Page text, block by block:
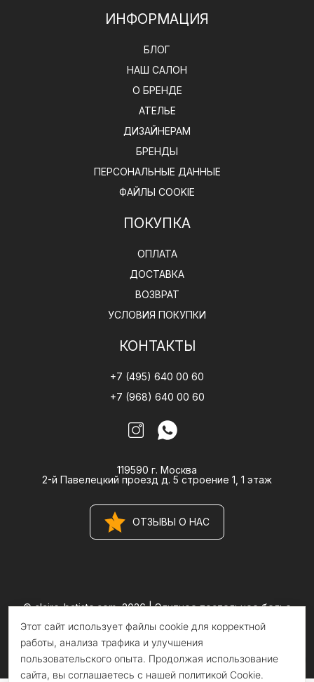
ИНФОРМАЦИЯ
БЛОГ
НАШ САЛОН
О БРЕНДЕ
АТЕЛЬЕ
ДИЗАЙНЕРАМ
БРЕНДЫ
ПЕРСОНАЛЬНЫЕ ДАННЫЕ
ФАЙЛЫ COOKIE
ПОКУПКА
ОПЛАТА
ДОСТАВКА
ВОЗВРАТ
УСЛОВИЯ ПОКУПКИ
КОНТАКТЫ
+7 (495) 640 00 60
+7 (968) 640 00 60
119590 г. Москва
2-й Павелецкий проезд д. 5 строение 1, 1 этаж
ОТЗЫВЫ О НАС
© claire-batiste.com, 2026 |Элитное постельное белье
Информация на сайте носит информационный характер и не
является публичной офертой
Этот сайт использует файлы cookie для корректной
работы, анализа трафика и улучшения
пользовательского опыта. Продолжая использование
сайта, вы соглашаетесь с нашей политикой Cookie.